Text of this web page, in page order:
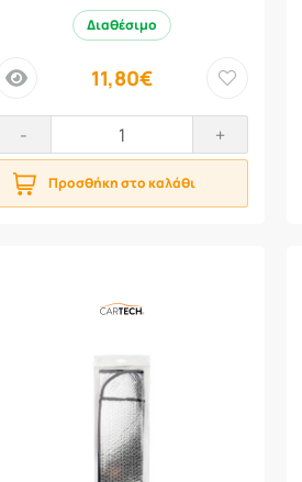
Διαθέσιμο
price 11,80€
- +
Προσθήκη στο καλάθι